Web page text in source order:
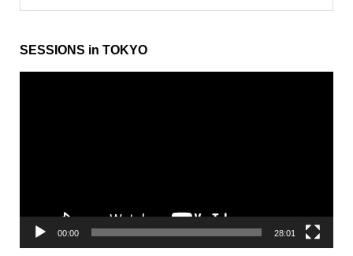
SESSIONS in TOKYO
00:00 28:01